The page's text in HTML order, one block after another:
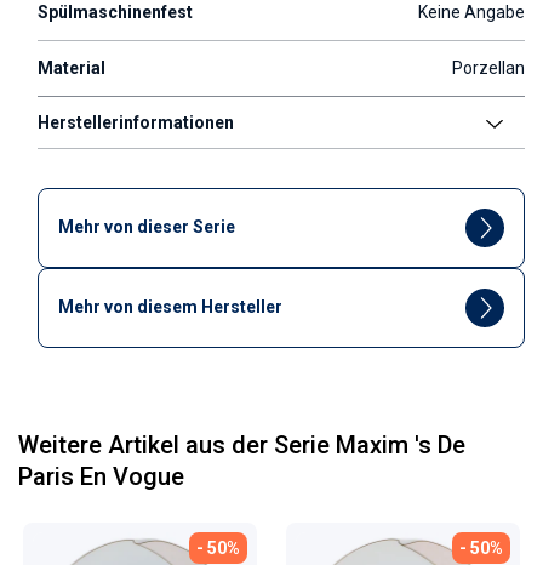
Spülmaschinenfest Keine Angabe
Material Porzellan
Herstellerinformationen
Mehr von dieser Serie
Mehr von diesem Hersteller
Weitere Artikel aus der Serie Maxim 's De
Paris En Vogue
- 50% - 50%